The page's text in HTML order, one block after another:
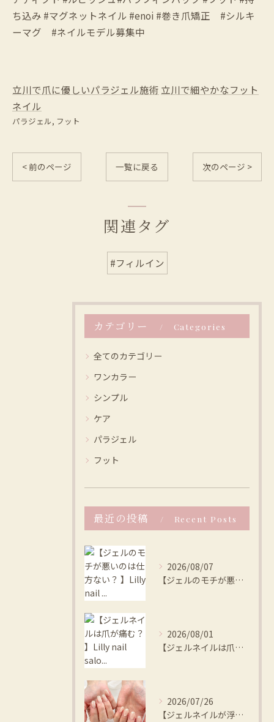
ち込み #マグネットネイル #enoi #巻き爪矯正 #シルキ
ーマグ #ネイルモデル募集中
立川で爪に優しいパラジェル施術 立川で細やかなフット
ネイル
パラジェル フット
< 前のページ 一覧に戻る 次のページ >
関連タグ
#フィルイン
カテゴリー Categories
全てのカテゴリー
ワンカラー
シンプル
ケア
パラジェル
フット
最近の投稿 Recent Posts
2026/08/07
【ジェルのモチが悪いのは仕方ない？ 】Lilly nail ...
2026/08/01
【ジェルネイルは爪が痛む？ 】Lilly nail salo...
2026/07/26
【ジェルネイルが浮く、本当の原因は？ 】Lilly nail...